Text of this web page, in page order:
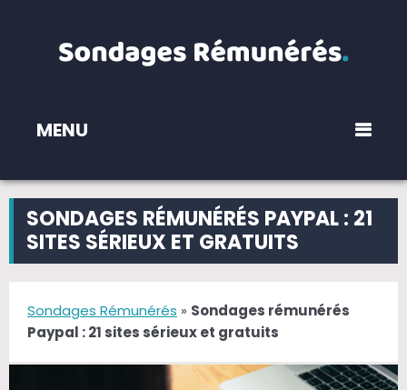
MENU
SONDAGES RÉMUNÉRÉS PAYPAL : 21
SITES SÉRIEUX ET GRATUITS
Sondages Rémunérés » Sondages rémunérés
Paypal : 21 sites sérieux et gratuits